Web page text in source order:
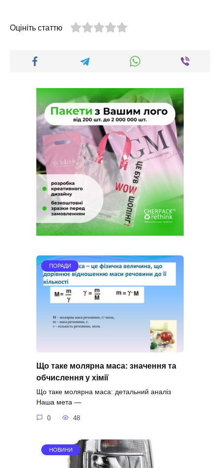
Оцініть статтю
ПОРАДИ
Що таке молярна маса: значення та
обчислення у хімії
Що таке молярна маса: детальний аналіз
Наша мета —
0 48
НОВИНИ